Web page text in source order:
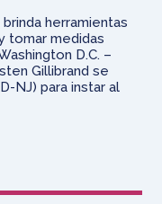
herramientas
tomar medidas
D.C. –
Gillibrand se
NJ) para instar al